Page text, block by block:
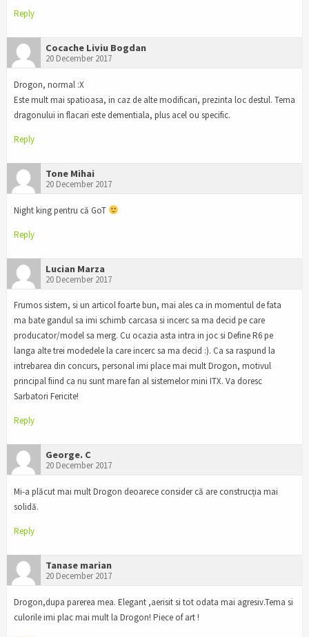
Reply
Cocache Liviu Bogdan
20 December 2017
Drogon, normal :X
Este mult mai spatioasa, in caz de alte modificari, prezinta loc destul. Tema
dragonului in flacari este dementiala, plus acel ou specific.
Reply
Tone Mihai
20 December 2017
Night king pentru că GoT
Reply
Lucian Marza
20 December 2017
Frumos sistem, si un articol foarte bun, mai ales ca in momentul de fata
ma bate gandul sa imi schimb carcasa si incerc sa ma decid pe care
producator/model sa merg. Cu ocazia asta intra in joc si Define R6 pe
langa alte trei modedele la care incerc sa ma decid :). Ca sa raspund la
intrebarea din concurs, personal imi place mai mult Drogon, motivul
principal fiind ca nu sunt mare fan al sistemelor mini ITX. Va doresc
Sarbatori Fericite!
Reply
George. C
20 December 2017
Mi-a plăcut mai mult Drogon deoarece consider că are construcția mai
solidă.
Reply
Tanase marian
20 December 2017
Drogon,dupa parerea mea. Elegant ,aerisit si tot odata mai agresiv.Tema si
culorile imi plac mai mult la Drogon! Piece of art !